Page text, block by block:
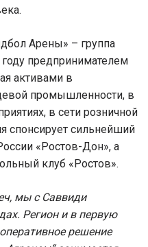
Арены» – группа
предпринимателем
активами в
промышленности, в
в сети розничной
спонсирует сильнейший
«Ростов-Дон», а
клуб «Ростов».
мы с Саввиди
Регион и в первую
решение